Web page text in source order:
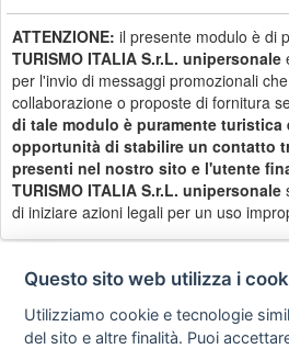
ATTENZIONE: il presente modulo è di
TURISMO ITALIA S.r.L. unipersonale
per l'invio di messaggi promozionali
collaborazione o proposte di fornitura
di tale modulo è puramente turistica
opportunità di stabilire un contatto
presenti nel nostro sito e l'utente
TURISMO ITALIA S.r.L. unipersonale
di iniziare azioni legali per un uso
Privacy
policy
Avviso
legale
Questo sito web utilizza i
Utilizziamo cookie e tecnologie
del sito e altre finalità. Puoi